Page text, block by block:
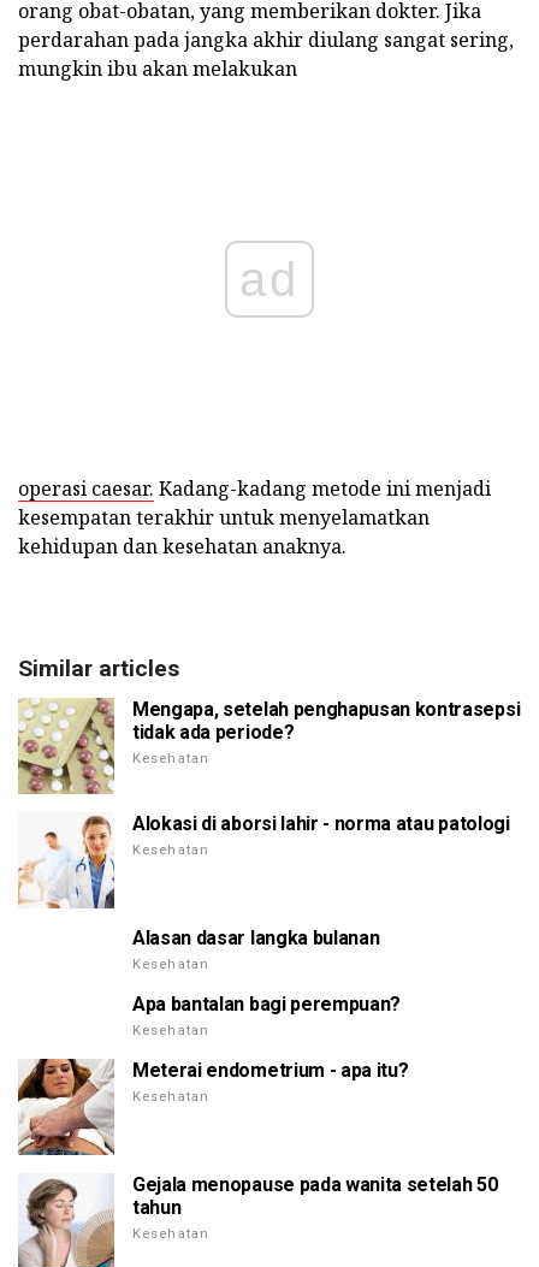
orang obat-obatan, yang memberikan dokter. Jika
perdarahan pada jangka akhir diulang sangat sering,
mungkin ibu akan melakukan
ad
operasi caesar. Kadang-kadang metode ini menjadi
kesempatan terakhir untuk menyelamatkan
kehidupan dan kesehatan anaknya.
Similar articles
Mengapa, setelah penghapusan kontrasepsi
tidak ada periode?
Kesehatan
Alokasi di aborsi lahir - norma atau patologi
Kesehatan
Alasan dasar langka bulanan
Kesehatan
Apa bantalan bagi perempuan?
Kesehatan
Meterai endometrium - apa itu?
Kesehatan
Gejala menopause pada wanita setelah 50
tahun
Kesehatan